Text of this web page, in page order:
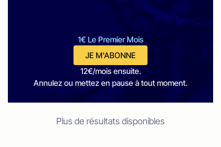
1€ Le Premier Mois
JE M'ABONNE
12€/mois ensuite.
Annulez ou mettez en pause à tout moment.
Plus de résultats disponibles